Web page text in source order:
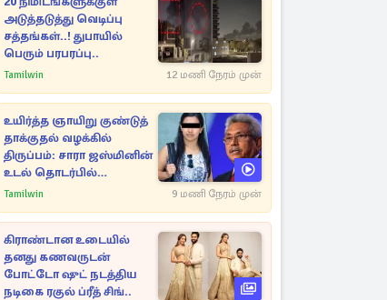
அடுத்தடுத்து வெடிப்பு
சத்தங்கள்..! துபாயில்
பெரும் பரபரப்பு..
Tamilwin 12 மணி நேரம் முன்
உயிர்த்த ஞாயிறு குண்டுத்
தாக்குதல் வழக்கில்
திருப்பம்: சாரா ஜஸ்மினின்
உடல் தொடர்பில்
நீதிமன்றத்தில் வெளியான
Tamilwin 9 மணி நேரம் முன்
கிராண்டான உடையில்
தனது கணவருடன்
போட்டோ ஷுட் நடத்திய
நடிகை ரகுல் ப்ரீத் சிங்..